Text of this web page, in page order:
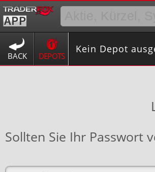
BACK DEPOTS
Kein Depot
Sollten Sie Ihr Passwort